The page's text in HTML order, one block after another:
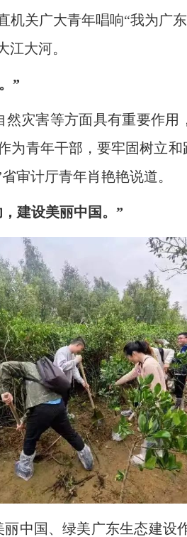
关广大青年唱响“我为广
大河。
”
害等方面具有重要作用
青年干部，要牢固树立
审计厅青年肖艳艳说道。
建设美丽中国。”
国、绿美广东生态建设